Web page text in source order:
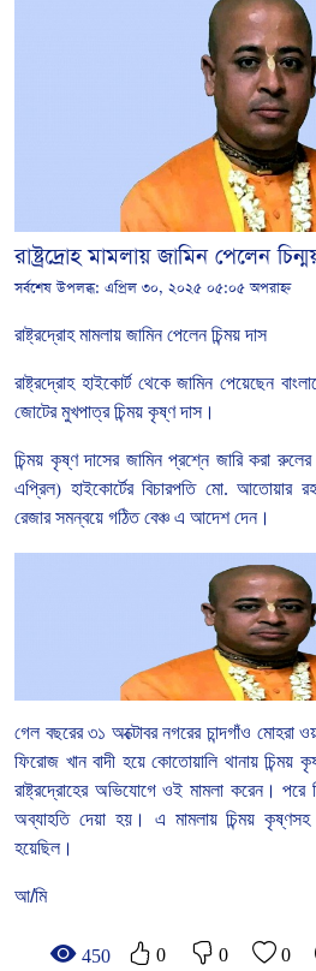
রাষ্ট্রদ্রোহ মামলায় জামিন পেলেন
সর্বশেষ উপলব্ধ: এপ্রিল ৩০, ২০২৫ ০৫:০৫ অপরাহ্ন
রাষ্ট্রদ্রোহ মামলায় জামিন পেলেন চিন্ময় দাস
রাষ্ট্রদ্রোহ হাইকোর্ট থেকে জামিন পেয়েছেন
জোটের মুখপাত্র চিন্ময় কৃষ্ণ দাস।
চিন্ময় কৃষ্ণ দাসের জামিন প্রশ্নে জারি করা রুলের
এপ্রিল) হাইকোর্টের বিচারপতি মো.আতোয়ার
রেজার সমন্বয়ে গঠিত বেঞ্চ এ আদেশ দেন।
গেল বছরের ৩১ অক্টোবর নগরের চান্দগাঁও মোহরা
ফিরোজ খান বাদী হয়ে কোতোয়ালি থানায় চিন্ময়
রাষ্ট্রদ্রোহের অভিযোগে ওই মামলা করেন। পরে
অব্যাহতি দেয়া হয়। এ মামলায় চিন্ময় কৃষ্ণসহ
হয়েছিল।
আ/মি
450 0 0 0